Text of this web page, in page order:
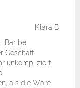
Klara B
bei
Geschäft
unkompliziert
als die Ware